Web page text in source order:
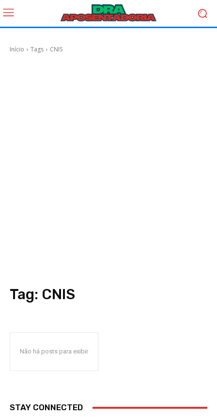
Início Tags CNIS
Tag: CNIS
Não há posts para exibir
STAY CONNECTED